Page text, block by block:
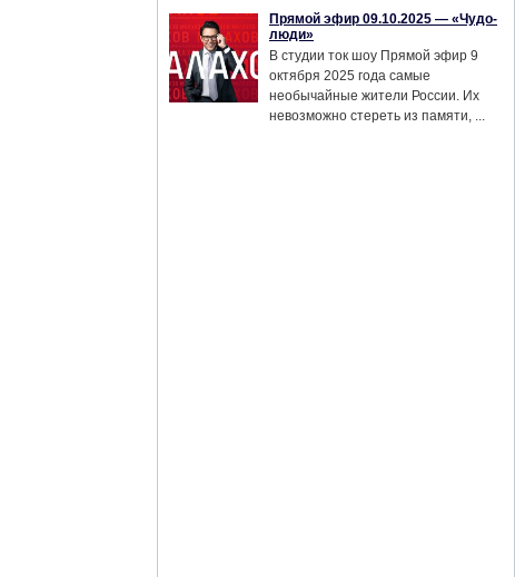
Прямой эфир 09.10.2025 — «Чудо-
люди»
В студии ток шоу Прямой эфир 9
октября 2025 года самые
необычайные жители России. Их
невозможно стереть из памяти, ...